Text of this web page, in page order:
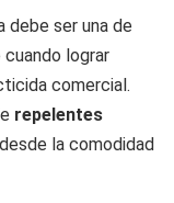
debe ser una de
lograr
comercial.
repelentes
la comodidad